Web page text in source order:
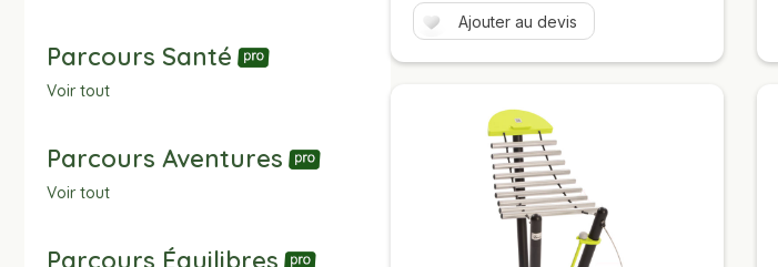
Parcours Santé
Voir tout
Parcours Aventures
Voir tout
Parcours Équilibres
Ajouter au devis